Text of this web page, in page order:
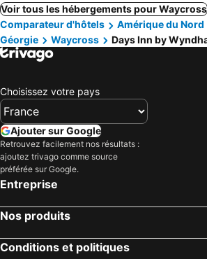
Voir tous les hébergements pour Waycross
Comparateur d'hôtels
Amérique du Nord
Géorgie
Waycross Days Inn by
Choisissez votre pays
Ajouter sur Google
Retrouvez facilement nos résultats :
ajoutez trivago comme source
préférée sur Google.
Entreprise
Nos produits
Conditions et politiques